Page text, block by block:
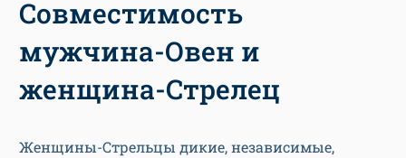
Совместимость
мужчина-Овен и
женщина-Стрелец
Женщины-Стрельцы дикие, независимые,